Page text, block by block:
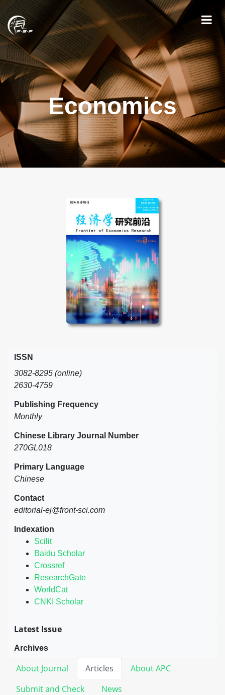
Economics
ISSN
3082-8295 (online)
2630-4759
Publishing Frequency
Monthly
Chinese Library Journal Number
270GL018
Primary Language
Chinese
Contact
editorial-ej@front-sci.com
Indexation
Scilit
Baidu Scholar
Crossref
ResearchGate
WorldCat
CNKI Scholar
Latest Issue
Archives
About Journal Articles
About APC
Submit and Check
News